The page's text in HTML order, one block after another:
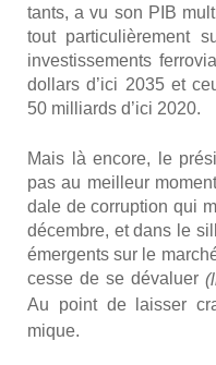
tants, a vu son PIB
tout par­ti­cu­liè­re­ment
inves­tis­se­ments
dol­lars d’ici 2035 et
50 mil­liards d’ici 2020.
Mais là encore, le
pas au meilleur
dale de cor­rup­tion qui
décembre, et dans le
émer­gents sur le
cesse de se déva­luer
Au point de
lais­ser
mique.